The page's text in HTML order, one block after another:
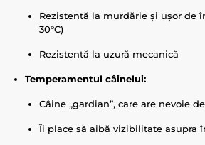
Rezistentă la murdărie și ușor de
30°C)
Rezistentă la uzură mecanică
Temperamentul câinelui:
Câine „gardian”, care are nevoie
Îi place să aibă vizibilitate asupra